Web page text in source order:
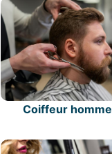
Coiffeur homme